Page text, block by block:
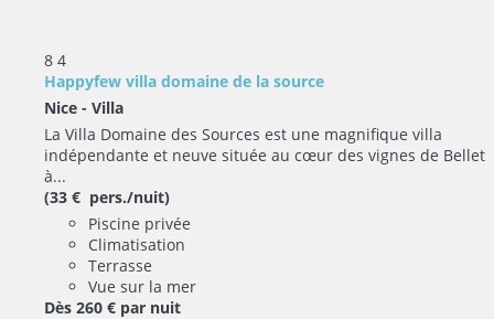
8 4
Happyfew villa domaine de la source
Nice - Villa
La Villa Domaine des Sources est une magnifique villa
indépendante et neuve située au cœur des vignes de Bellet
à...
(33 € pers./nuit)
Piscine privée
Climatisation
Terrasse
Vue sur la mer
Dès 260 € par nuit